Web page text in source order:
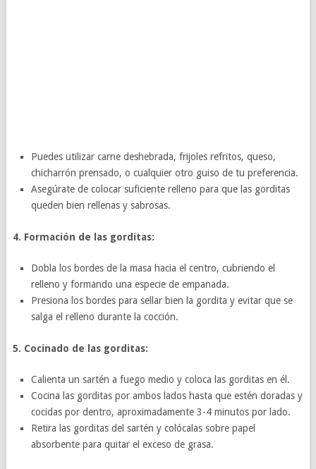
Puedes utilizar carne deshebrada, frijoles refritos, queso,
chicharrón prensado, o cualquier otro guiso de tu preferencia.
Asegúrate de colocar suficiente relleno para que las gorditas
queden bien rellenas y sabrosas.
4. Formación de las gorditas:
Dobla los bordes de la masa hacia el centro, cubriendo el
relleno y formando una especie de empanada.
Presiona los bordes para sellar bien la gordita y evitar que se
salga el relleno durante la cocción.
5. Cocinado de las gorditas:
Calienta un sartén a fuego medio y coloca las gorditas en él.
Cocina las gorditas por ambos lados hasta que estén doradas y
cocidas por dentro, aproximadamente 3-4 minutos por lado.
Retira las gorditas del sartén y colócalas sobre papel
absorbente para quitar el exceso de grasa.